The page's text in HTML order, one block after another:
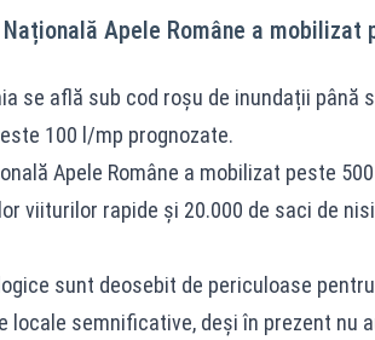
Apele Române a mobilizat
se află sub cod roșu de inundații până
100 l/mp prognozate.
Apele Române a mobilizat peste
viiturilor rapide și 20.000 de saci de
sunt deosebit de periculoase
locale semnificative, deși în prezent nu